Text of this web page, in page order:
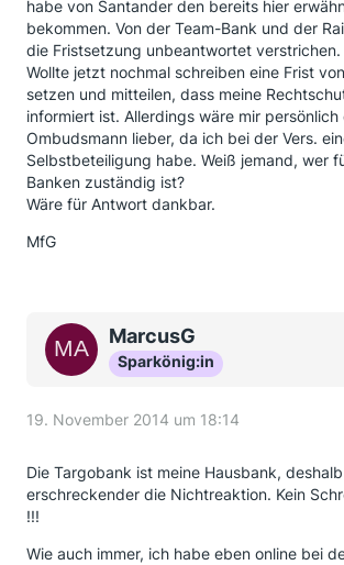
habe von Santander den bereits hier
bekommen. Von der Team-Bank und der
die Fristsetzung unbeantwortet verstrichen.
Wollte jetzt nochmal schreiben eine Frist
setzen und mitteilen, dass meine
informiert ist. Allerdings wäre mir persönlich
Ombudsmann lieber, da ich bei der Vers.
Selbstbeteiligung habe. Weiß jemand, wer
Banken zuständig ist?
Wäre für Antwort dankbar.
MfG
MarcusG
Sparkönig:in
19. November 2014 um 18:14
Die Targobank ist meine Hausbank,
erschreckender die Nichtreaktion. Kein
!!!
Wie auch immer, ich habe eben online bei